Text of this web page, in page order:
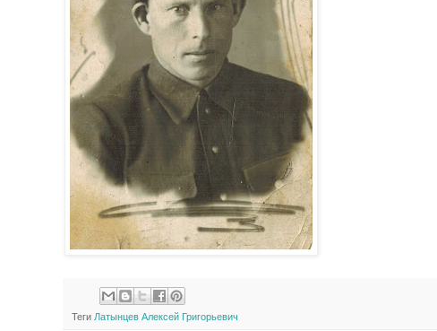
Теги Латынцев Алексей Григорьевич